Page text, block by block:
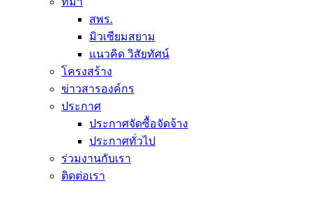
สพร.
มิวเซียมสยาม
แนวคิด วิสัยทัศน์
โครงสร้าง
ข่าวสารองค์กร
ประกาศ
ประกาศจัดซื้อจัดจ้าง
ประกาศทั่วไป
ร่วมงานกับเรา
ติดต่อเรา